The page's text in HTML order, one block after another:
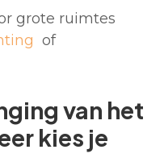
grote ruimtes
of
van het
kies je